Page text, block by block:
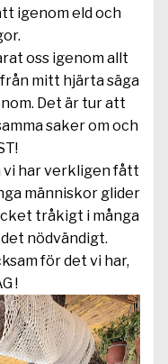
igenom eld och
oss igenom allt
mitt hjärta säga
Det är tur att
saker om och
vi har verkligen fått
människor glider
tråkigt i många
nödvändigt.
för det vi har,
!